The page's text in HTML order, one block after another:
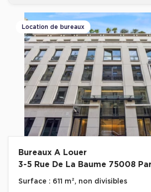
Location de bureaux
Bureaux A Louer
3-5 Rue De La Baume 75008
Surface : 611 m², non divisibles